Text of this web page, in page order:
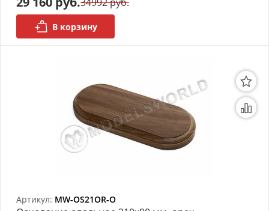
В корзину
Артикул: MW-OS21OR-O